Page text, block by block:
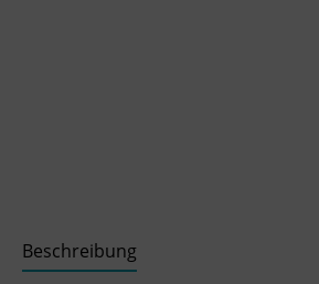
Beschreibung